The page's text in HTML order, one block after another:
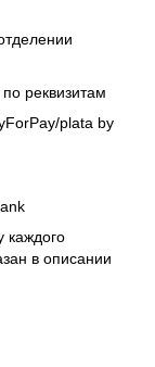
реквизитам
plata by
каждого
в описании